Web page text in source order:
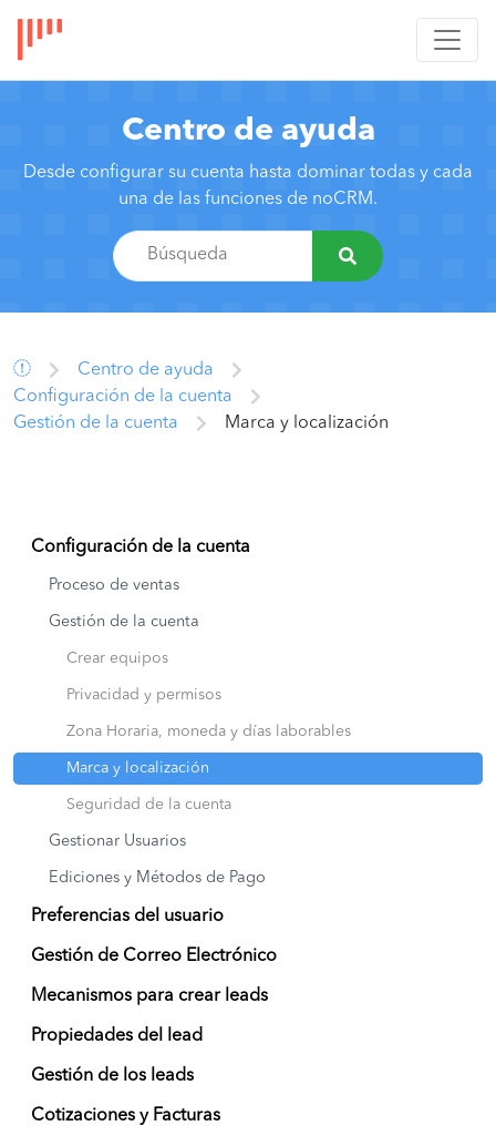
Centro de ayuda
Desde configurar su cuenta hasta dominar todas y cada
una de las funciones de noCRM.
Centro de ayuda
Configuración de la cuenta
Gestión de la cuenta
Marca y localización
Configuración de la cuenta
Proceso de ventas
Gestión de la cuenta
Crear equipos
Privacidad y permisos
Zona Horaria, moneda y días laborables
Marca y localización
Seguridad de la cuenta
Gestionar Usuarios
Ediciones y Métodos de Pago
Preferencias del usuario
Gestión de Correo Electrónico
Mecanismos para crear leads
Propiedades del lead
Gestión de los leads
Cotizaciones y Facturas